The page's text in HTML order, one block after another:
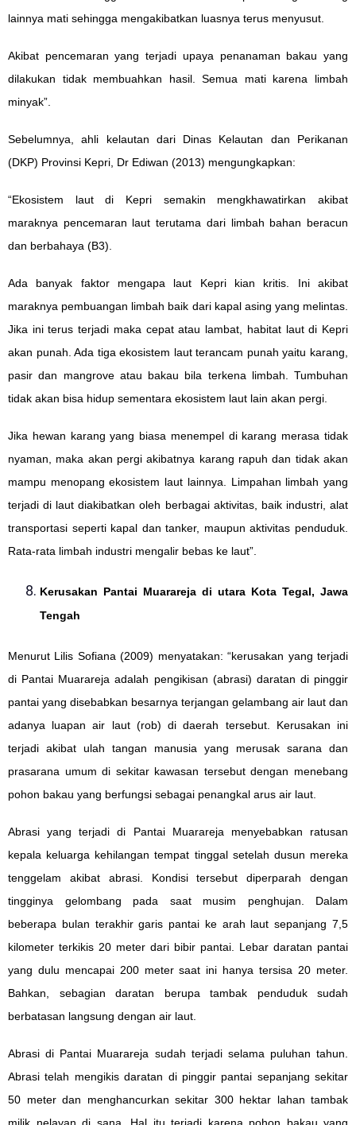
lainnya mati sehingga mengakibatkan luasnya terus menyusut.
Akibat pencemaran yang terjadi upaya penanaman bakau yang
dilakukan tidak membuahkan hasil. Semua mati karena limbah
minyak”.
Sebelumnya, ahli kelautan dari Dinas Kelautan dan Perikanan
(DKP) Provinsi Kepri, Dr Ediwan (2013) mengungkapkan:
“Ekosistem laut di Kepri semakin mengkhawatirkan akibat
maraknya pencemaran laut terutama dari limbah bahan beracun
dan berbahaya (B3).
Ada banyak faktor mengapa laut Kepri kian kritis. Ini akibat
maraknya pembuangan limbah baik dari kapal asing yang melintas.
Jika ini terus terjadi maka cepat atau lambat, habitat laut di Kepri
akan punah. Ada tiga ekosistem laut terancam punah yaitu karang,
pasir dan mangrove atau bakau bila terkena limbah. Tumbuhan
tidak akan bisa hidup sementara ekosistem laut lain akan pergi.
Jika hewan karang yang biasa menempel di karang merasa tidak
nyaman, maka akan pergi akibatnya karang rapuh dan tidak akan
mampu menopang ekosistem laut lainnya. Limpahan limbah yang
terjadi di laut diakibatkan oleh berbagai aktivitas, baik industri, alat
transportasi seperti kapal dan tanker, maupun aktivitas penduduk.
Rata-rata limbah industri mengalir bebas ke laut”.
Kerusakan Pantai Muarareja di utara Kota Tegal, Jawa
Tengah
Menurut Lilis Sofiana (2009) menyatakan: “kerusakan yang terjadi
di Pantai Muarareja adalah pengikisan (abrasi) daratan di pinggir
pantai yang disebabkan besarnya terjangan gelambang air laut dan
adanya luapan air laut (rob) di daerah tersebut. Kerusakan ini
terjadi akibat ulah tangan manusia yang merusak sarana dan
prasarana umum di sekitar kawasan tersebut dengan menebang
pohon bakau yang berfungsi sebagai penangkal arus air laut.
Abrasi yang terjadi di Pantai Muarareja menyebabkan ratusan
kepala keluarga kehilangan tempat tinggal setelah dusun mereka
tenggelam akibat abrasi. Kondisi tersebut diperparah dengan
tingginya gelombang pada saat musim penghujan. Dalam
beberapa bulan terakhir garis pantai ke arah laut sepanjang 7,5
kilometer terkikis 20 meter dari bibir pantai. Lebar daratan pantai
yang dulu mencapai 200 meter saat ini hanya tersisa 20 meter.
Bahkan, sebagian daratan berupa tambak penduduk sudah
berbatasan langsung dengan air laut.
Abrasi di Pantai Muarareja sudah terjadi selama puluhan tahun.
Abrasi telah mengikis daratan di pinggir pantai sepanjang sekitar
50 meter dan menghancurkan sekitar 300 hektar lahan tambak
milik nelayan di sana. Hal itu terjadi karena pohon bakau yang